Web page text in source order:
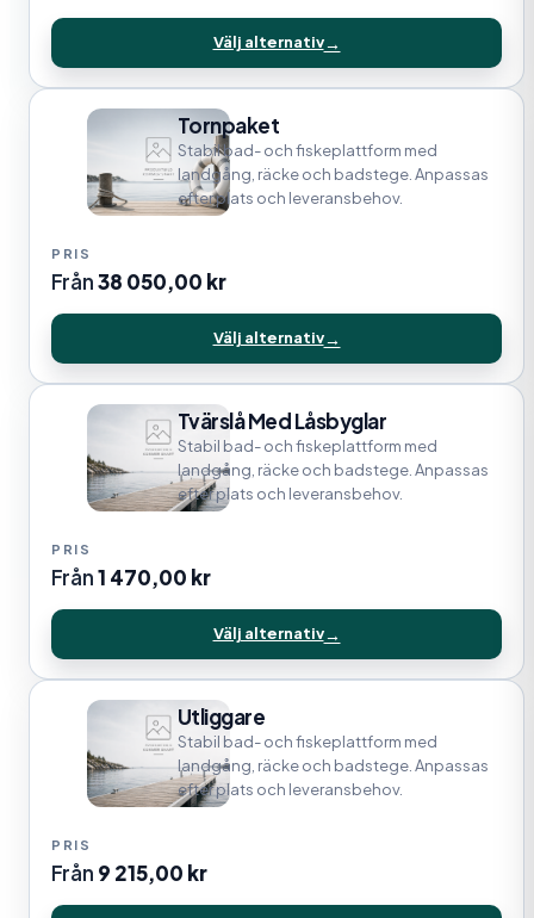
Välj alternativ
Tornpaket
Stabil bad- och fiskeplattform med
landgång, räcke och badstege. Anpassas
efter plats och leveransbehov.
Från38 050,00 kr
Välj alternativ
Tvärslå Med Låsbyglar
Stabil bad- och fiskeplattform med
landgång, räcke och badstege. Anpassas
efter plats och leveransbehov.
Från1 470,00 kr
Välj alternativ
Utliggare
Stabil bad- och fiskeplattform med
landgång, räcke och badstege. Anpassas
efter plats och leveransbehov.
Från 9 215,00 kr